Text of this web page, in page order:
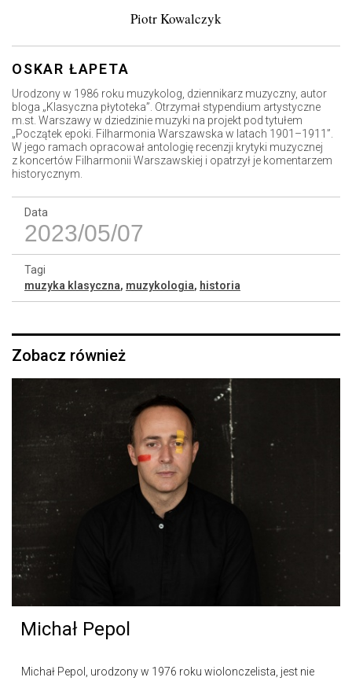
Piotr Kowalczyk
OSKAR ŁAPETA
Urodzony w 1986 roku muzykolog, dziennikarz muzyczny, autor
bloga „Klasyczna płytoteka”. Otrzymał stypendium artystyczne
m.st. Warszawy w dziedzinie muzyki na projekt pod tytułem
„Początek epoki. Filharmonia Warszawska w latach 1901–1911”.
W jego ramach opracował antologię recenzji krytyki muzycznej
z koncertów Filharmonii Warszawskiej i opatrzył je komentarzem
historycznym.
Data
2023/05/07
Tagi
muzyka klasyczna, muzykologia, historia
Zobacz również
Michał Pepol
Michał Pepol, urodzony w 1976 roku wiolonczelista, jest nie